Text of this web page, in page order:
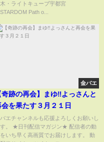
vs上谷沙耶&刀羅ナツコ『We
STARDOM】
・ライトキューブ宇都宮
STARDOM Path o...
金バエ
奇跡の再会】まゆ‼よっさんと
会を果たす３月２１日
エチャンネルも応援よろしくお願いし
す。 ★日刊配信マガジン★ 配信者の動
いち早く高画質でお届けします。 動